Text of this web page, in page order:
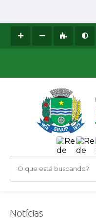
O que está buscando?
Notícias